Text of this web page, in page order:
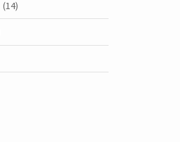
(14)